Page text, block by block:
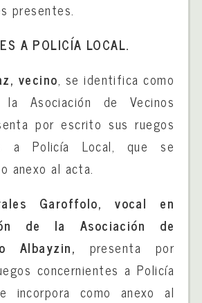
presentes.
A POLICÍA LOCAL.
vecino, se identifica como
Asociación de Vecinos
por escrito sus ruegos
a Policía Local, que se
anexo al acta.
Garoffolo, vocal en
de la Asociación de
Albayzin, presenta por
concernientes a Policía
incorpora como anexo al